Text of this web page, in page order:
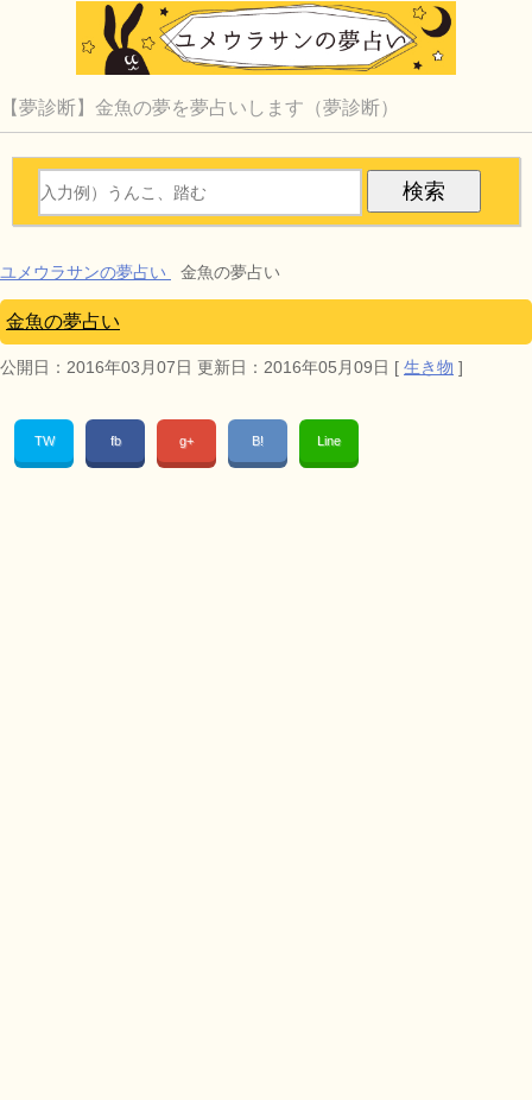
【夢診断】金魚の夢を夢占いします（夢診断）
ユメウラサンの夢占い 金魚の夢占い
金魚の夢占い
公開日： 2016年03月07日 更新日： 2016年05月09日 [ 生き物 ]
TW fb g+ B! Line